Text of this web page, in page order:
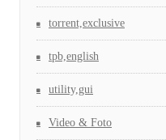
torrent,exclusive
tpb,english
utility,gui
Video & Foto